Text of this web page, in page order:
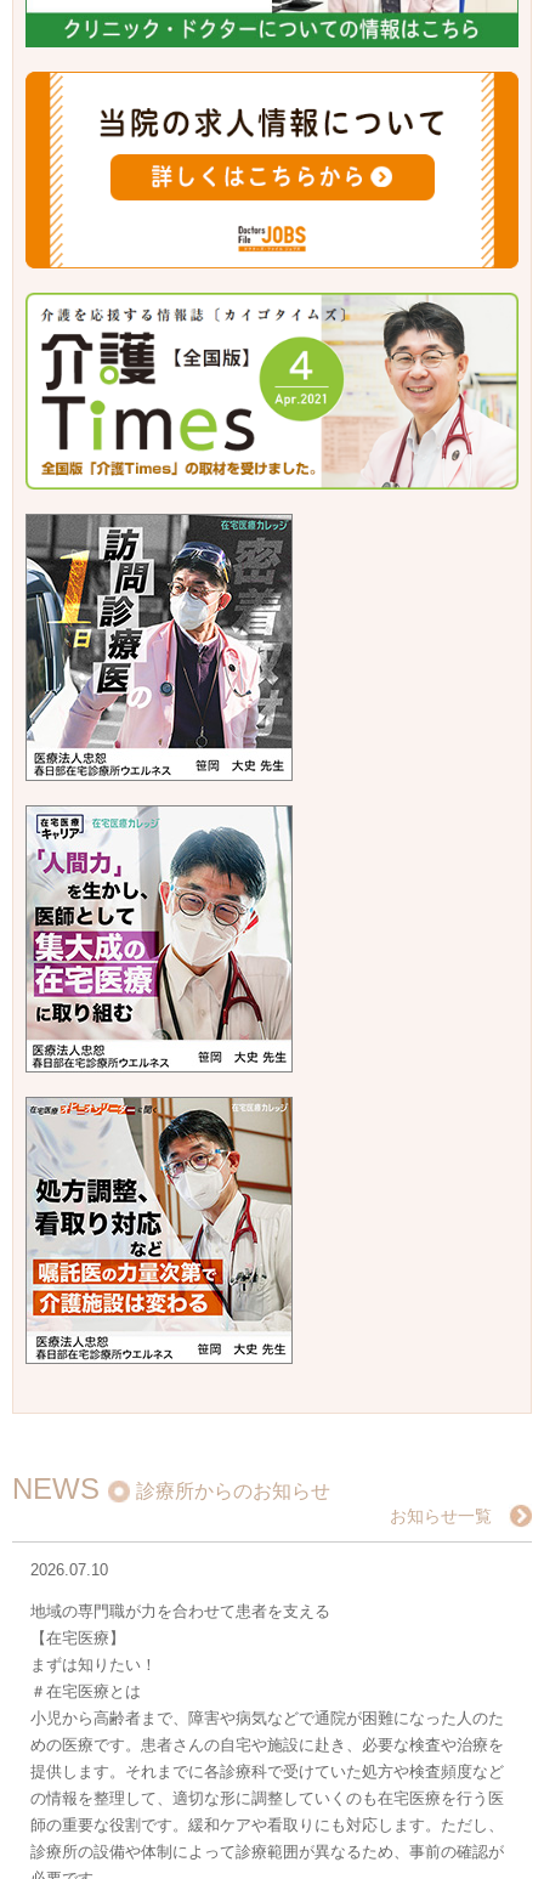
NEWS 診療所からのお知らせ
お知らせ一覧
2026.07.10
地域の専門職が力を合わせて患者を支える
【在宅医療】
まずは知りたい！
＃在宅医療とは
小児から高齢者まで、障害や病気などで通院が困難になった人のた
めの医療です。患者さんの自宅や施設に赴き、必要な検査や治療を
提供します。それまでに各診療科で受けていた処方や検査頻度など
の情報を整理して、適切な形に調整していくのも在宅医療を行う医
師の重要な役割です。緩和ケアや看取りにも対応します。ただし、
診療所の設備や体制によって診療範囲が異なるため、事前の確認が